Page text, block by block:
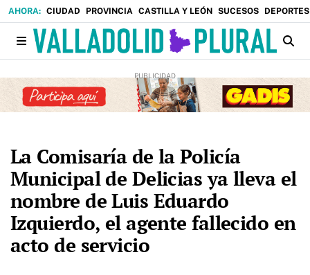
CIUDAD PROVINCIA CASTILLA Y LEÓN SUCESOS DEPORTES
La Comisaría de la Policía
Municipal de Delicias ya lleva el
nombre de Luis Eduardo
Izquierdo, el agente fallecido en
acto de servicio